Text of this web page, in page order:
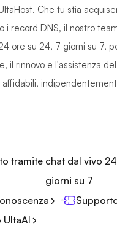
Che tu stia
i record DNS, il nostro
ore su 24, 7 giorni su 7,
il rinnovo e l'assistenza
affidabili,
tramite chat dal vivo
giorni su 7
UltaAI